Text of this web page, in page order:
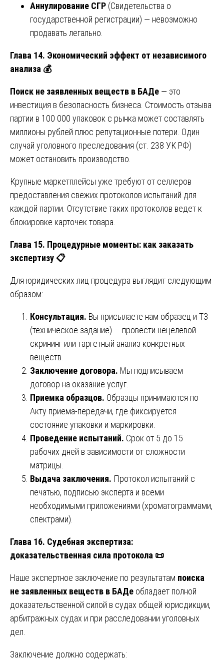
Аннулирование СГР (Свидетельства о
государственной регистрации) — невозможно
продавать легально.
Глава 14. Экономический эффект от независимого
анализа 💰
Поиск не заявленных веществ в БАДе — это
инвестиция в безопасность бизнеса. Стоимость отзыва
партии в 100 000 упаковок с рынка может составлять
миллионы рублей плюс репутационные потери. Один
случай уголовного преследования (ст. 238 УК РФ)
может остановить производство.
Крупные маркетплейсы уже требуют от селлеров
предоставления свежих протоколов испытаний для
каждой партии. Отсутствие таких протоколов ведет к
блокировке карточек товара.
Глава 15. Процедурные моменты: как заказать
экспертизу📋
Для юридических лиц процедура выглядит следующим
образом:
Консультация. Вы присылаете нам образец и ТЗ
(техническое задание) — провести нецелевой
скрининг или таргетный анализ конкретных
веществ.
Заключение договора. Мы подписываем
договор на оказание услуг.
Приемка образцов. Образцы принимаются по
Акту приема-передачи, где фиксируется
состояние упаковки и маркировки.
Проведение испытаний. Срок от 5 до 15
рабочих дней в зависимости от сложности
матрицы.
Выдача заключения. Протокол испытаний с
печатью, подписью эксперта и всеми
необходимыми приложениями (хроматограммами,
спектрами).
Глава 16. Судебная экспертиза:
доказательственная сила протокола 📜
Наше экспертное заключение по результатам поиска
не заявленных веществ в БАДе обладает полной
доказательственной силой в судах общей юрисдикции,
арбитражных судах и при расследовании уголовных
дел.
Заключение должно содержать: